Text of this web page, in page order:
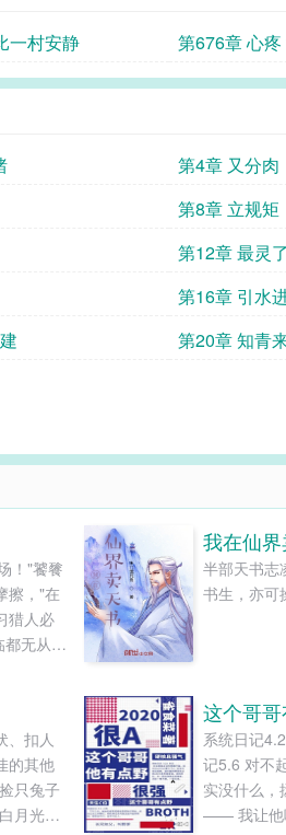
一村安静 第676章 心疼
第4章 又分肉
第8章 立规矩
第12章 最灵了
第16章 引水
第20章 知青
！"饕餮
擦，"在
猎人必
都无从知
不敢
迷的躯
破碎的
我在仙
半部天书志
书生，亦可
、扣人
的其他
只兔子
月光最
这个哥
系统日记
记5.6 对不
实没什么，
—— 我让他